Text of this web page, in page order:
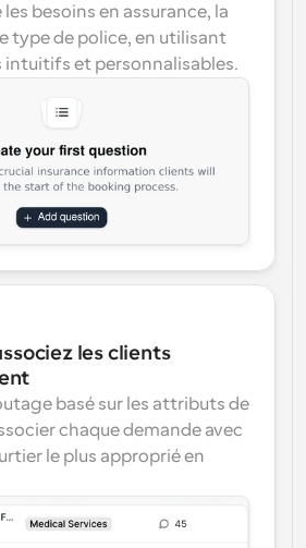
besoins en assurance, la
type de police, en utilisant
intuitifs et personnalisables.
les clients
basé sur les attributs de
chaque demande avec
le plus approprié en